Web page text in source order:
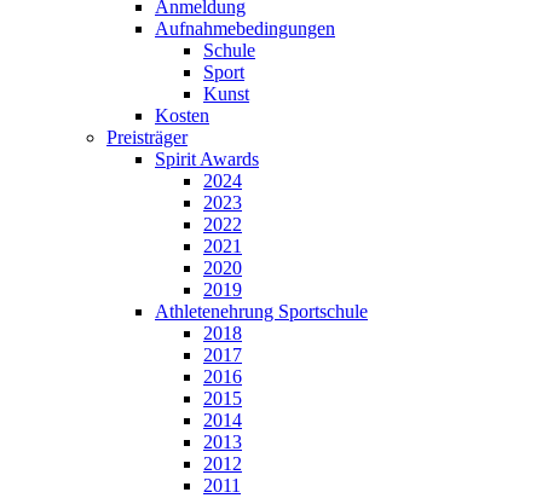
Anmeldung
Aufnahmebedingungen
Schule
Sport
Kunst
Kosten
Preisträger
Spirit Awards
2024
2023
2022
2021
2020
2019
Athletenehrung Sportschule
2018
2017
2016
2015
2014
2013
2012
2011